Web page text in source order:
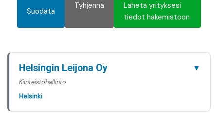
Suodata
Tyhjennä
Lähetä yrityksesi
tiedot hakemistoon
Helsingin Leijona Oy ▼
Kiinteistöhallinto
Helsinki